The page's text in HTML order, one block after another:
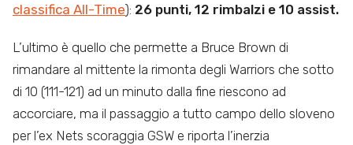
classifica All-Time): 26 punti, 12 rimbalzi e 10 assist.
L’ultimo è quello che permette a Bruce Brown di
rimandare al mittente la rimonta degli Warriors che sotto
di 10 (111-121) ad un minuto dalla fine riescono ad
accorciare, ma il passaggio a tutto campo dello sloveno
per l’ex Nets scoraggia GSW e riporta l’inerzia